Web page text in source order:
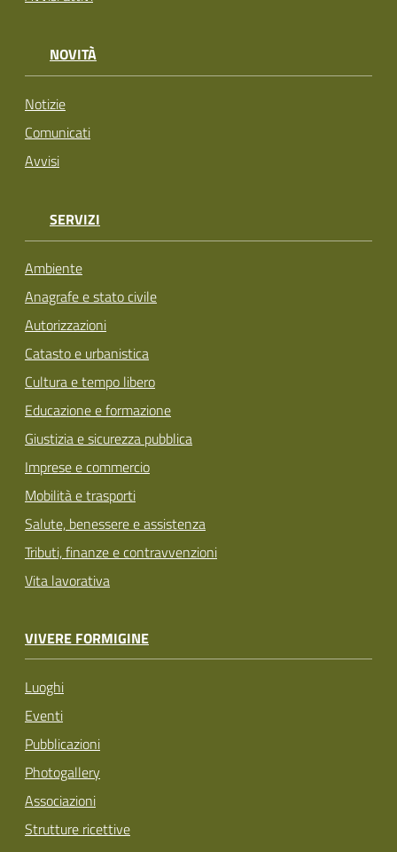
NOVITÀ
Notizie
Comunicati
Avvisi
SERVIZI
Ambiente
Anagrafe e stato civile
Autorizzazioni
Catasto e urbanistica
Cultura e tempo libero
Educazione e formazione
Giustizia e sicurezza pubblica
Imprese e commercio
Mobilità e trasporti
Salute, benessere e assistenza
Tributi, finanze e contravvenzioni
Vita lavorativa
VIVERE FORMIGINE
Luoghi
Eventi
Pubblicazioni
Photogallery
Associazioni
Strutture ricettive